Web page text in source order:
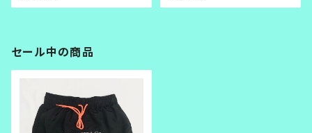
セール中の商品